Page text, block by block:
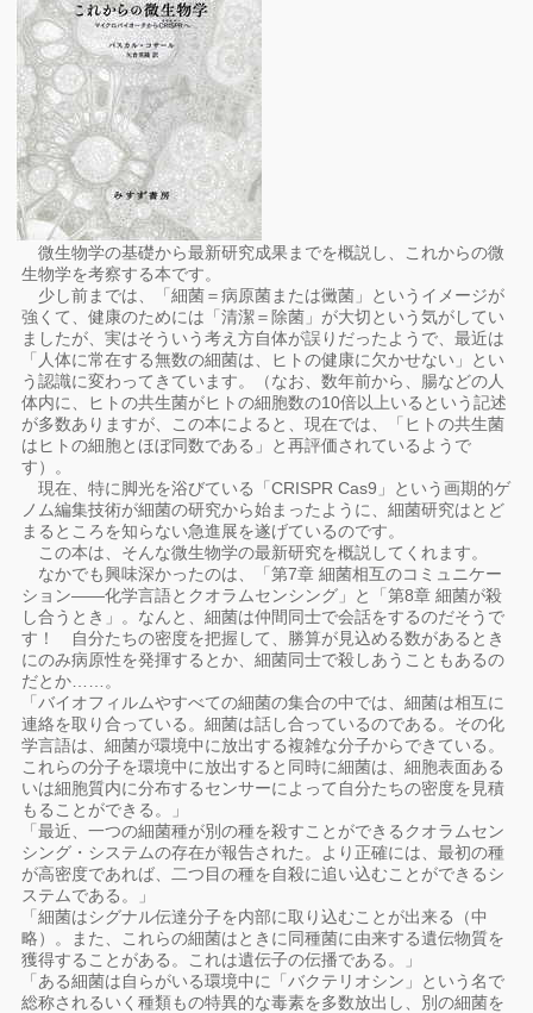
微生物学の基礎から最新研究成果までを概説し、これからの微
生物学を考察する本です。
少し前までは、「細菌＝病原菌または黴菌」というイメージが
強くて、健康のためには「清潔＝除菌」が大切という気がしてい
ましたが、実はそういう考え方自体が誤りだったようで、最近は
「人体に常在する無数の細菌は、ヒトの健康に欠かせない」とい
う認識に変わってきています。（なお、数年前から、腸などの人
体内に、ヒトの共生菌がヒトの細胞数の10倍以上いるという記述
が多数ありますが、この本によると、現在では、「ヒトの共生菌
はヒトの細胞とほぼ同数である」と再評価されているようで
す）。
現在、特に脚光を浴びている「CRISPR Cas9」という画期的ゲ
ノム編集技術が細菌の研究から始まったように、細菌研究はとど
まるところを知らない急進展を遂げているのです。
この本は、そんな微生物学の最新研究を概説してくれます。
なかでも興味深かったのは、「第7章 細菌相互のコミュニケー
ション――化学言語とクオラムセンシング」と「第8章 細菌が殺
し合うとき」。なんと、細菌は仲間同士で会話をするのだそうで
す！ 自分たちの密度を把握して、勝算が見込める数があるとき
にのみ病原性を発揮するとか、細菌同士で殺しあうこともあるの
だとか……。
「バイオフィルムやすべての細菌の集合の中では、細菌は相互に
連絡を取り合っている。細菌は話し合っているのである。その化
学言語は、細菌が環境中に放出する複雑な分子からできている。
これらの分子を環境中に放出すると同時に細菌は、細胞表面ある
いは細胞質内に分布するセンサーによって自分たちの密度を見積
もることができる。」
「最近、一つの細菌種が別の種を殺すことができるクオラムセン
シング・システムの存在が報告された。より正確には、最初の種
が高密度であれば、二つ目の種を自殺に追い込むことができるシ
ステムである。」
「細菌はシグナル伝達分子を内部に取り込むことが出来る（中
略）。また、これらの細菌はときに同種菌に由来する遺伝物質を
獲得することがある。これは遺伝子の伝播である。」
「ある細菌は自らがいる環境中に「バクテリオシン」という名で
総称されるいく種類もの特異的な毒素を多数放出し、別の細菌を